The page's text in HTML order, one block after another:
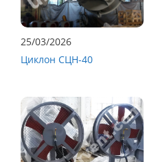
25/03/2026
Циклон СЦН-40